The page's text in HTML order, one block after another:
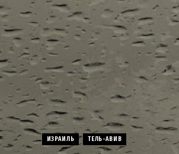
ИЗРАИЛЬ ТЕЛЬ-АВИВ